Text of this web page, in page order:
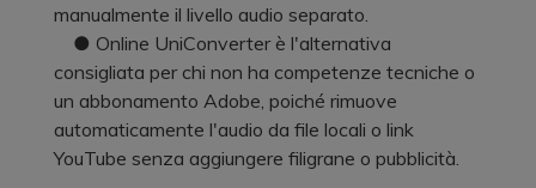
manualmente il livello audio separato.
● Online UniConverter è l'alternativa
consigliata per chi non ha competenze tecniche o
un abbonamento Adobe, poiché rimuove
automaticamente l'audio da file locali o link
YouTube senza aggiungere filigrane o pubblicità.